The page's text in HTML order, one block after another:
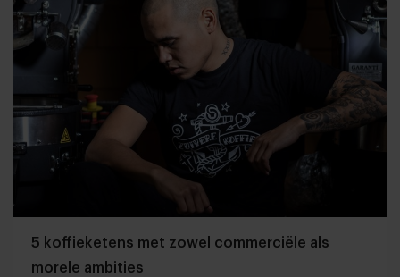
5 koffieketens met zowel commerciële als
morele ambities